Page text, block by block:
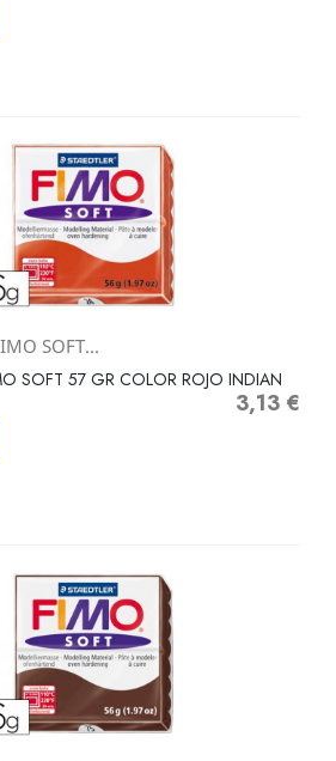
SOFT...
SOFT 57 GR COLOR ROJO INDIAN
Precio
3,13 €